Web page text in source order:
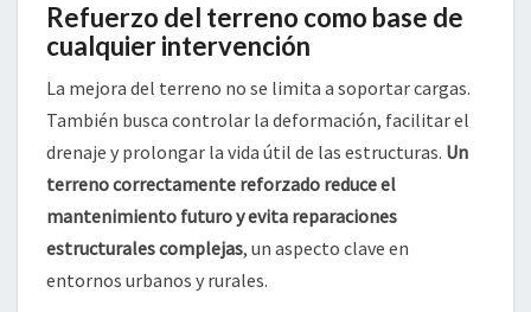
Refuerzo del terreno como base de
cualquier intervención
La mejora del terreno no se limita a soportar cargas.
También busca controlar la deformación, facilitar el
drenaje y prolongar la vida útil de las estructuras. Un
terreno correctamente reforzado reduce el
mantenimiento futuro y evita reparaciones
estructurales complejas, un aspecto clave en
entornos urbanos y rurales.